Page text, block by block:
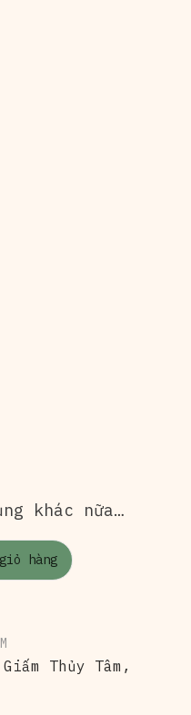
khác nữa…
hàng
Giấm Thủy Tâm ,